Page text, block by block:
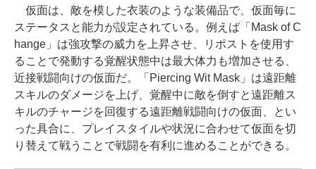
仮面は、敵を模した衣装のような装備品で、仮面毎に
ステータスと能力が設定されている。例えば「Mask of C
hange」は強攻撃の威力を上昇させ、リポストを使用す
ることで発動する覚醒状態中は最大体力も増加させる、
近接戦闘向けの仮面だ。「Piercing Wit Mask」は遠距離
スキルのダメージを上げ、覚醒中に敵を倒すと遠距離ス
キルのチャージを回復する遠距離戦闘向けの仮面、とい
った具合に、プレイスタイルや状況に合わせて仮面を切
り替えて戦うことで戦闘を有利に進めることができる。